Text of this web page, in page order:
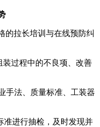
的拉长培训与在线预防纠
装过程中的不良项、改善
手法、质量标准、工装器
准进行抽检，及时发现并